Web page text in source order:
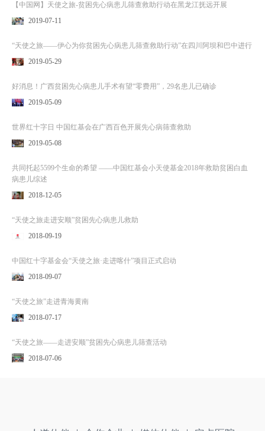
【中国网】天使之旅-贫困先心病患儿筛查救助行动在黑龙江抚远开展
2019-07-11
“天使之旅——伊心为你贫困先心病患儿筛查救助行动”在四川阿坝和巴中进行
2019-05-29
好消息！广西贫困先心病患儿手术有望“零费用”，29名患儿已确诊
2019-05-09
世界红十字日 中国红基会在广西百色开展先心病筛查救助
2019-05-08
共同托起5599个生命的希望 ——中国红基会小天使基金2018年救助贫困白血
病患儿综述
2018-12-05
“天使之旅走进安顺”贫困先心病患儿救助
2018-09-19
中国红十字基金会“天使之旅·走进喀什”项目正式启动
2018-09-07
“天使之旅”走进青海黄南
2018-07-17
“天使之旅——走进安顺”贫困先心病患儿筛查活动
2018-07-06